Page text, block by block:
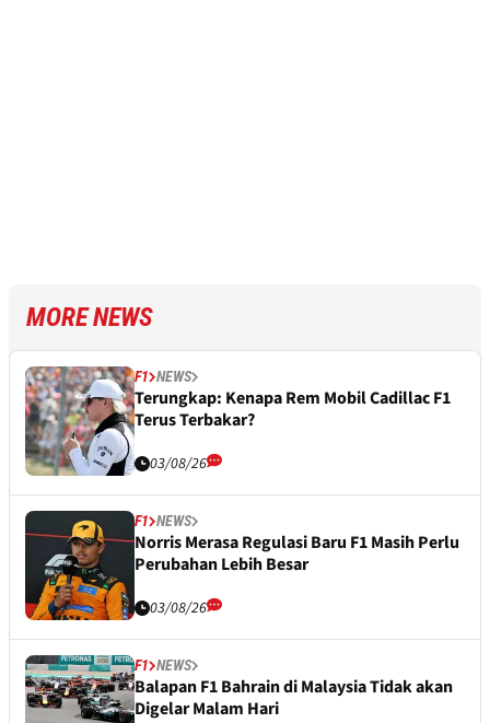
MORE NEWS
F1 NEWS
Terungkap: Kenapa Rem Mobil Cadillac F1
Terus Terbakar?
03/08/26
F1 NEWS
Norris Merasa Regulasi Baru F1 Masih Perlu
Perubahan Lebih Besar
03/08/26
F1 NEWS
Balapan F1 Bahrain di Malaysia Tidak akan
Digelar Malam Hari